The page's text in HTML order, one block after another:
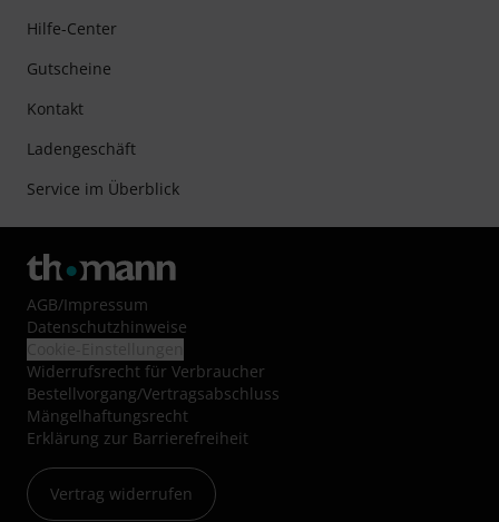
Hilfe-Center
Gutscheine
Kontakt
Ladengeschäft
Service im Überblick
AGB/Impressum
Datenschutzhinweise
Widerrufsrecht für Verbraucher
Bestellvorgang/Vertragsabschluss
Mängelhaftungsrecht
Erklärung zur Barrierefreiheit
Vertrag widerrufen